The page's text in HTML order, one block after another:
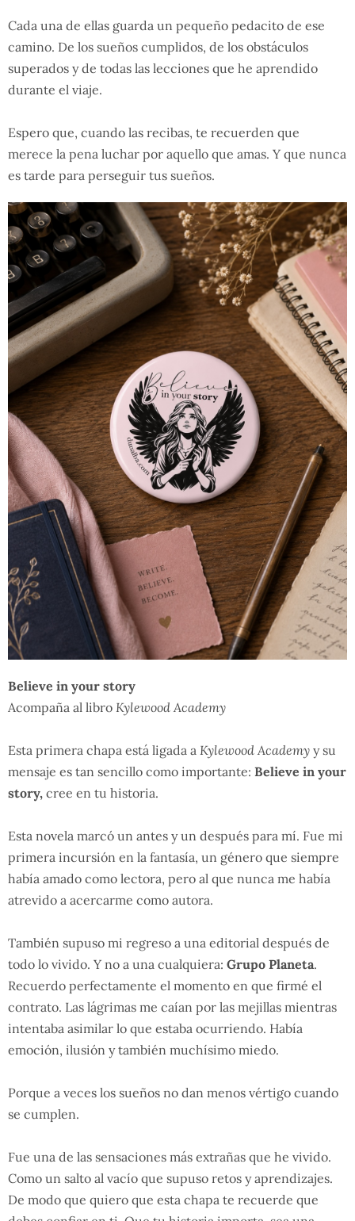
Cada una de ellas guarda un pequeño pedacito de ese
camino. De los sueños cumplidos, de los obstáculos
superados y de todas las lecciones que he aprendido
durante el viaje.
Espero que, cuando las recibas, te recuerden que
merece la pena luchar por aquello que amas. Y que nunca
es tarde para perseguir tus sueños.
Believe in your story
Acompaña al libro Kylewood Academy
Esta primera chapa está ligada a Kylewood Academy y su
mensaje es tan sencillo como importante: Believe in your
story, cree en tu historia.
Esta novela marcó un antes y un después para mí. Fue mi
primera incursión en la fantasía, un género que siempre
había amado como lectora, pero al que nunca me había
atrevido a acercarme como autora.
También supuso mi regreso a una editorial después de
todo lo vivido. Y no a una cualquiera: Grupo Planeta.
Recuerdo perfectamente el momento en que firmé el
contrato. Las lágrimas me caían por las mejillas mientras
intentaba asimilar lo que estaba ocurriendo. Había
emoción, ilusión y también muchísimo miedo.
Porque a veces los sueños no dan menos vértigo cuando
se cumplen.
Fue una de las sensaciones más extrañas que he vivido.
Como un salto al vacío que supuso retos y aprendizajes.
De modo que quiero que esta chapa te recuerde que